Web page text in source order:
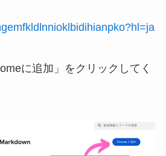
に追加」をクリックしてく